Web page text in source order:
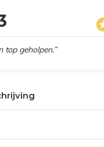
top geholpen.”